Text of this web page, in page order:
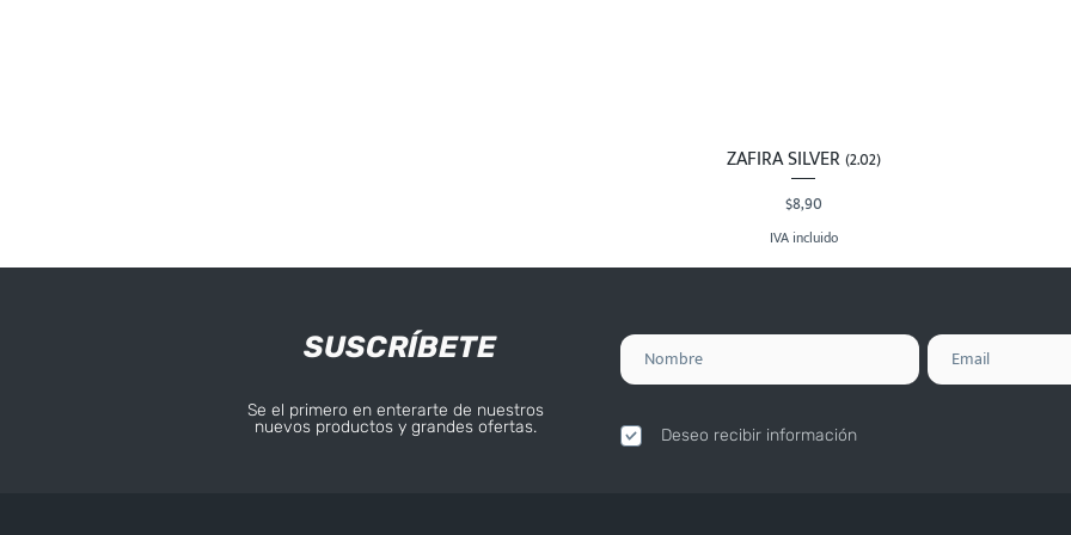
Vista rápida
ZAFIRA SILVER (2.02)
Precio
$8,90
IVA incluido
SUSCRÍBETE
Se el primero en enterarte de nuestros
nuevos productos y grandes ofertas.
Deseo recibir información